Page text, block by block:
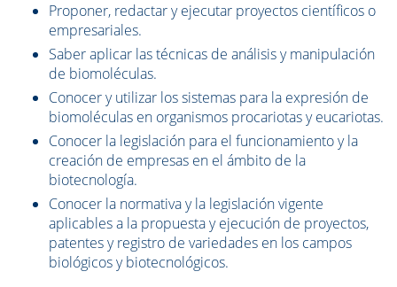
Proponer, redactar y ejecutar proyectos científicos o
empresariales.
Saber aplicar las técnicas de análisis y manipulación
de biomoléculas.
Conocer y utilizar los sistemas para la expresión de
biomoléculas en organismos procariotas y eucariotas.
Conocer la legislación para el funcionamiento y la
creación de empresas en el ámbito de la
biotecnología.
Conocer la normativa y la legislación vigente
aplicables a la propuesta y ejecución de proyectos,
patentes y registro de variedades en los campos
biológicos y biotecnológicos.